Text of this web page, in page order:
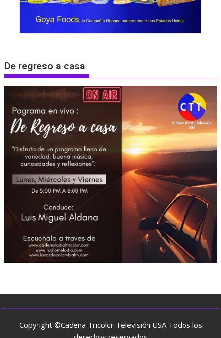
De regreso a casa
Copyright ©Cadena Tricolor Televisión USA Todos los